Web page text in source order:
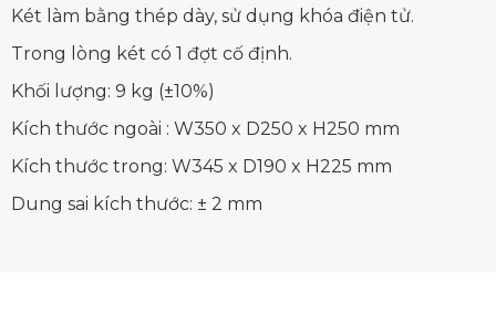
Két làm bằng thép dày, sử dụng khóa điện tử.
Trong lòng két có 1 đợt cố định.
Khối lượng: 9 kg (±10%)
Kích thước ngoài : W350 x D250 x H250 mm
Kích thước trong: W345 x D190 x H225 mm
Dung sai kích thước: ± 2 mm